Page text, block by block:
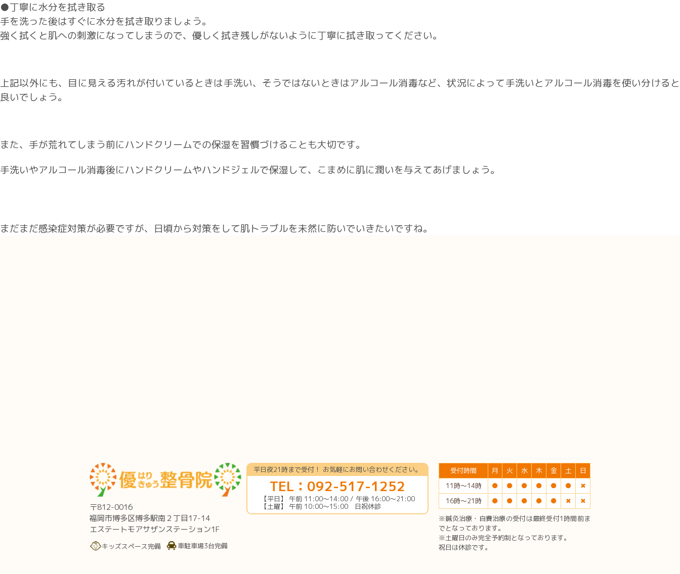
●丁寧に水分を拭き取る
手を洗った後はすぐに水分を拭き取りましょう。
強く拭くと肌への刺激になってしまうので、優しく拭き残しがないように丁寧に拭き取ってください。
上記以外にも、目に見える汚れが付いているときは手洗い、そうではないときはアルコール消毒など、状況によって手洗いとアルコール消毒を使い分けると
良いでしょう。
また、手が荒れてしまう前にハンドクリームでの保湿を習慣づけることも大切です。
手洗いやアルコール消毒後にハンドクリームやハンドジェルで保湿して、こまめに肌に潤いを与えてあげましょう。
まだまだ感染症対策が必要ですが、日頃から対策をして肌トラブルを未然に防いでいきたいですね。
〒812-0016
福岡市博多区博多駅南２丁目17-14
エステートモアサザンステーション1F
キッズスペース完備 車駐車場3台完備
平日夜21時まで受付！ お気軽にお問い合わせください。
TEL：092-517-1252
【平日】 午前 11:00〜14:00 / 午後 16:00〜21:00
【土曜】 午前 10:00〜15:00 日祝休診
受付時間 月 火 水 木 金 土
日
11時〜14時
● ● ● ● ● ●
✖︎
16時〜21時
● ● ● ● ● ✖︎
✖︎
※鍼灸治療・自費治療の受付は最終受付1時間前ま
でとなっております。
※土曜日のみ完全予約制となっております。
祝日は休診です。